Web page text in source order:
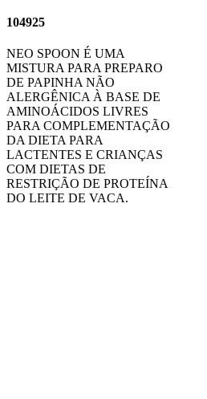
104925
NEO SPOON É UMA
MISTURA PARA PREPARO
DE PAPINHA NÃO
ALERGÊNICA À BASE DE
AMINOÁCIDOS LIVRES
PARA COMPLEMENTAÇÃO
DA DIETA PARA
LACTENTES E CRIANÇAS
COM DIETAS DE
RESTRIÇÃO DE PROTEÍNA
DO LEITE DE VACA.